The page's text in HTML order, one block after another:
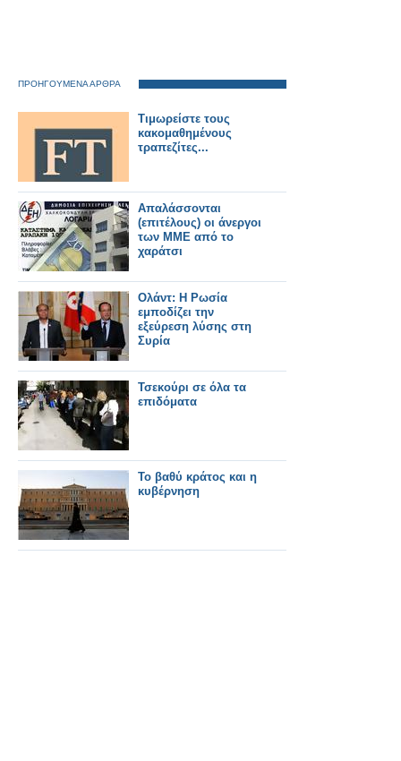
ΠΡΟΗΓΟΥΜΕΝΑ ΑΡΘΡΑ
Τιμωρείστε τους
κακομαθημένους
τραπεζίτες...
Απαλάσσονται
(επιτέλους) οι άνεργοι
των ΜΜΕ από το
χαράτσι
Ολάντ: Η Ρωσία
εμποδίζει την
εξεύρεση λύσης στη
Συρία
Τσεκούρι σε όλα τα
επιδόματα
Το βαθύ κράτος και η
κυβέρνηση